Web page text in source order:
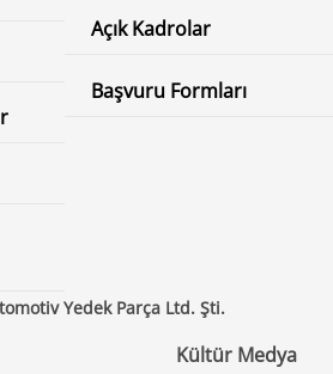
Açık Kadrolar
Başvuru Formları
Yedek Parça Ltd. Şti.
Kültür Medya